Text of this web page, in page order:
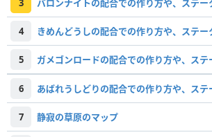
3 バロンナイトの配合での作り方や、ステー
4 きめんどうしの配合での作り方や、ステー
5 ガメゴンロードの配合での作り方や、ステ
6 あばれうしどりの配合での作り方や、ステ
7 静寂の草原のマップ